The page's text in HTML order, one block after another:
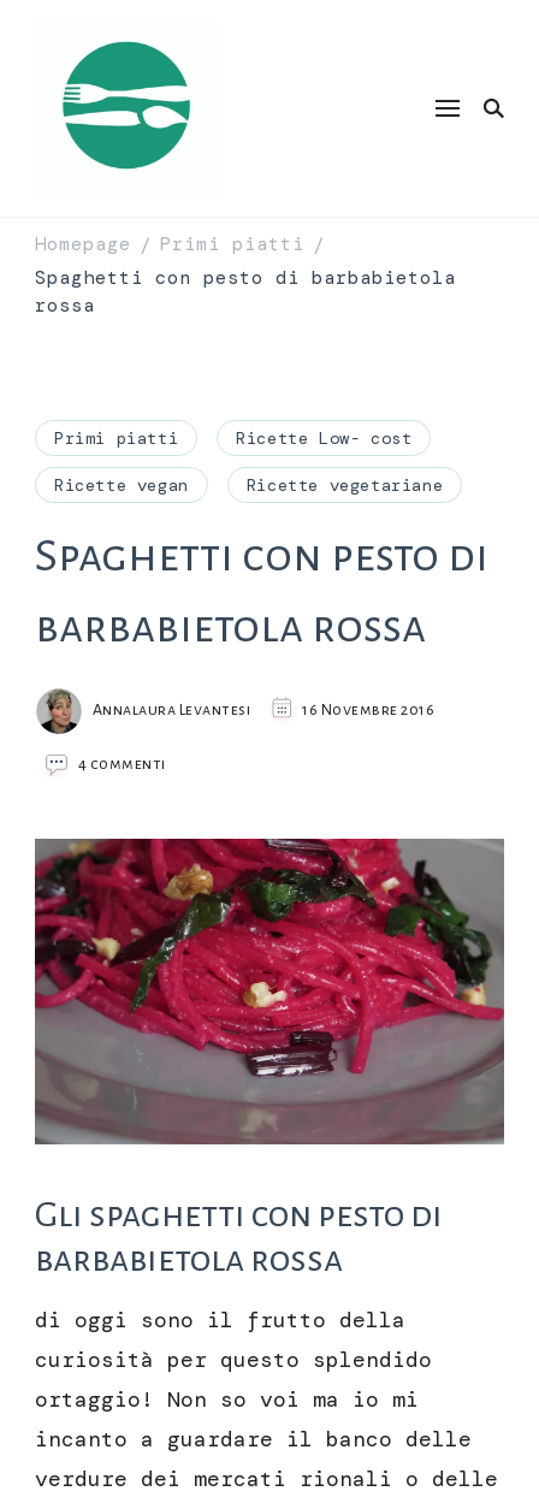
Homepage / Primi piatti /
Spaghetti con pesto di barbabietola
rossa
Primi piatti Ricette Low- cost
Ricette vegan Ricette vegetariane
Spaghetti con pesto di
barbabietola rossa
Annalaura Levantesi 16 Novembre 2016
4 commenti
pesto
di
barbabietola
rossa
Gli spaghetti con pesto di
barbabietola rossa
di oggi sono il frutto della
curiosità per questo splendido
ortaggio! Non so voi ma io mi
incanto a guardare il banco delle
verdure dei mercati rionali o delle